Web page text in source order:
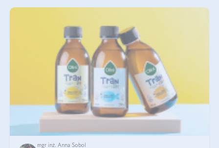
mgr inż. Anna Sobol